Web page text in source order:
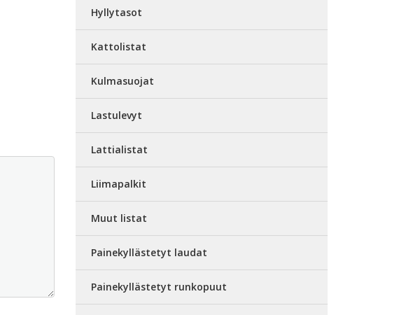
Hyllytasot
Kattolistat
Kulmasuojat
Lastulevyt
Lattialistat
Liimapalkit
Muut listat
Painekyllästetyt laudat
Painekyllästetyt runkopuut